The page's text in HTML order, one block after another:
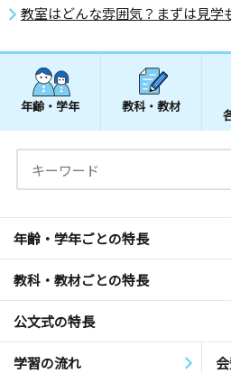
教室はどんな雰囲気？まずは見学
年齢・学年 教科・教材
年齢・学年ごとの特長
教科・教材ごとの特長
公文式の特長
学習の流れ